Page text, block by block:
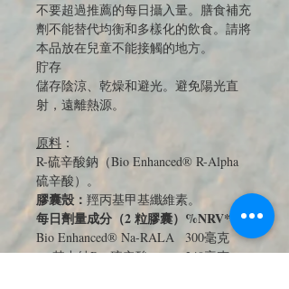
不要超過推薦的每日攝入量。膳食補充
劑不能替代均衡和多樣化的飲食。請將
本品放在兒童不能接觸的地方。
貯存
儲存陰涼、乾燥和避光。避免陽光直
射，遠離熱源。
原料 ：
R-硫辛酸鈉（Bio Enhanced® R-Alpha
硫辛酸）。
膠囊殼： 羥丙基甲基纖維素。
每日劑量成分（2 粒膠囊） %NRV*
Bio Enhanced® Na-RALA
300毫克
其中純R-α硫辛酸
240毫克